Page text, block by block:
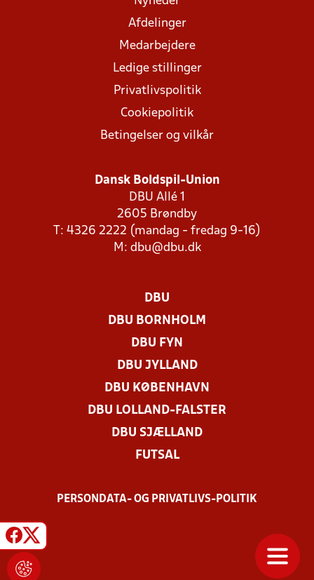
Afdelinger
Medarbejdere
Ledige stillinger
Privatlivspolitik
Cookiepolitik
Betingelser og vilkår
Dansk Boldspil-Union
DBU Allé 1
2605 Brøndby
T: 4326 2222 (mandag - fredag 9-16)
M: dbu@dbu.dk
DBU
DBU BORNHOLM
DBU FYN
DBU JYLLAND
DBU KØBENHAVN
DBU LOLLAND-FALSTER
DBU SJÆLLAND
FUTSAL
PERSONDATA- OG PRIVATLIVS-POLITIK